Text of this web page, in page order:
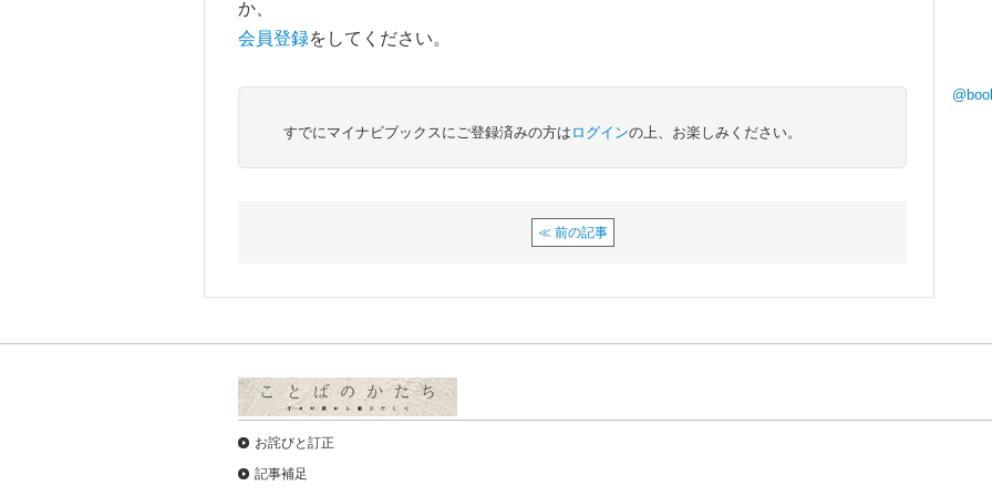
か、
会員登録をしてください。
すでにマイナビブックスにご登録済みの方は ログインの上、お楽しみください。
≪ 前の記事
お詫びと訂正
記事補足